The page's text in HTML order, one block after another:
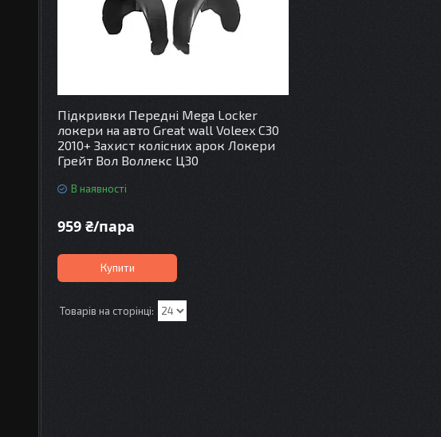
Підкривки Передні Mega Locker
локери на авто Great wall Voleex C30
2010+ Захист колісних арок Локери
Грейт Вол Воллекс Ц30
В наявності
959 ₴/пара
Купити